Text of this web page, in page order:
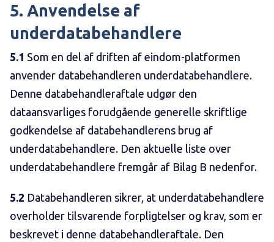
5. Anvendelse af
underdatabehandlere
5.1 Som en del af driften af eindom-platformen
anvender databehandleren underdatabehandlere.
Denne databehandleraftale udgør den
dataansvarliges forudgående generelle skriftlige
godkendelse af databehandlerens brug af
underdatabehandlere. Den aktuelle liste over
underdatabehandlere fremgår af Bilag B nedenfor.
5.2 Databehandleren sikrer, at underdatabehandlere
overholder tilsvarende forpligtelser og krav, som er
beskrevet i denne databehandleraftale. Den